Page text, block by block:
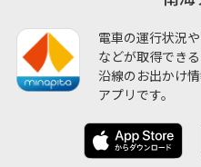
電車の運行状況
などが取得でき
沿線のお出かけ
アプリです。